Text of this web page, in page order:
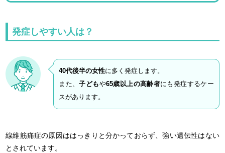
発症しやすい人は？
40代後半の女性に多く発症します。
また、子どもや65歳以上の高齢者にも発症するケー
スがあります。
線維筋痛症の原因ははっきりと分かっておらず、強い遺伝性はない
とされています。